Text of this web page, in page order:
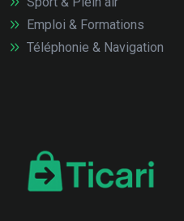
Emploi & Formations
Téléphonie & Navigation